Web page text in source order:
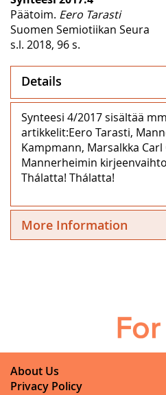
Päätoim. Eero Tarasti
Suomen Semiotiikan Seura
s.l. 2018, 96 s.
Details
Synteesi 4/2017 sisältää
artikkelit:Eero Tarasti,
Kampmann, Marsalkka Carl
Mannerheimin
Thálatta! Thálatta!
More Information
About Us
Privacy Policy